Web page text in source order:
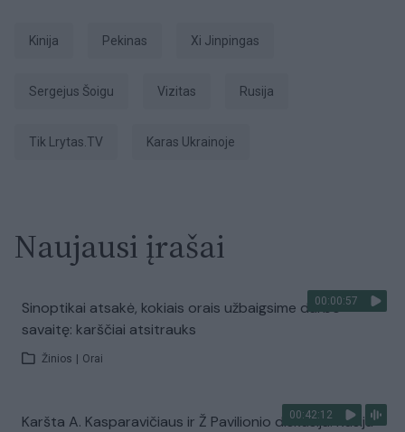
Kinija Pekinas Xi Jinpingas
Sergejus Šoigu vizitas Rusija
tik Lrytas.TV karas Ukrainoje
Naujausi įrašai
00:00:57
Sinoptikai atsakė, kokiais orais užbaigsime darbo
savaitę: karščiai atsitrauks
Žinios Orai
00:42:12
Karšta A. Kasparavičiaus ir Ž Pavilionio diskusija: Rusija